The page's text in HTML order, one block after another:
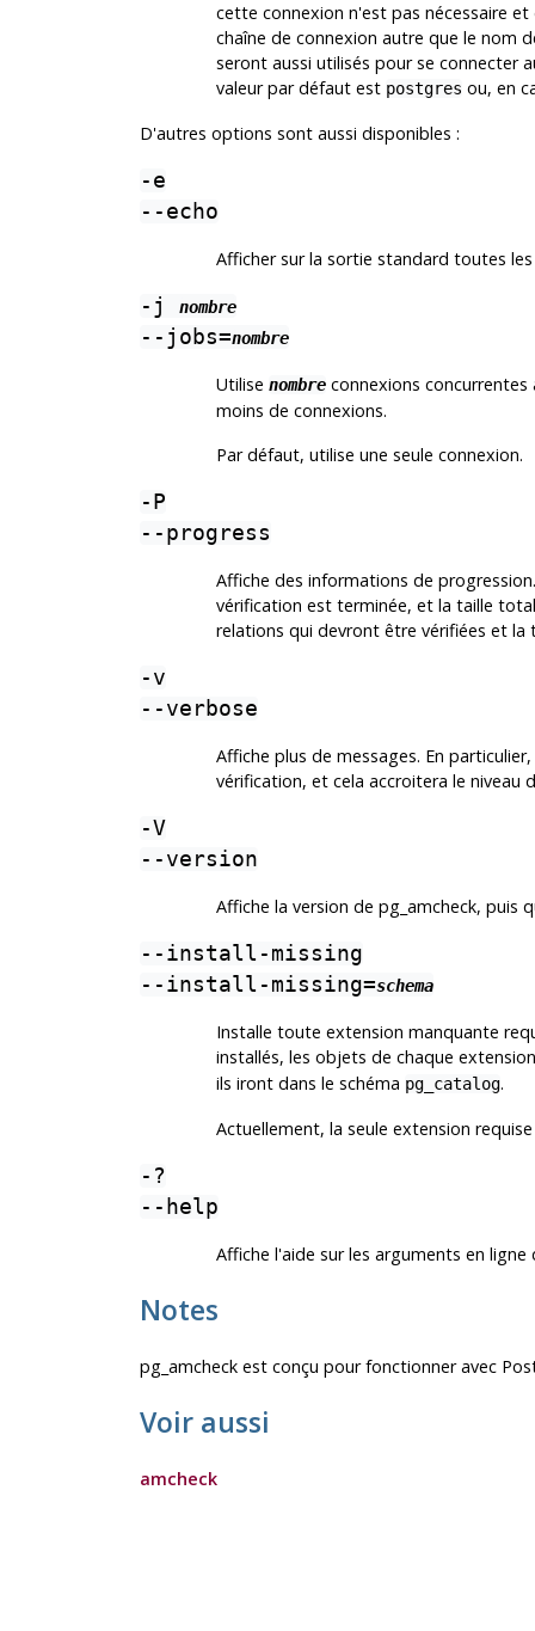
cette connexion n'est pas nécessaire
chaîne de connexion autre que le nom
seront aussi utilisés pour se connecter
valeur par défaut est postgres ou, en
D'autres options sont aussi disponibles :
-e
--echo
Afficher sur la sortie standard toutes
-j nombre
--jobs=nombre
Utilise nombreconnexions concurrentes
moins de connexions.
Par défaut, utilise une seule connexion.
-P
--progress
Affiche des informations de
vérification est terminée, et la taille
relations qui devront être vérifiées et la
-v
--verbose
Affiche plus de messages. En
vérification, et cela accroitera le niveau
-V
--version
Affiche la version de pg_amcheck, puis
--install-missing
--install-missing=schema
Installe toute extension manquante
installés, les objets de chaque
ils iront dans le schéma pg_catalog.
Actuellement, la seule extension
-?
--help
Affiche l'aide sur les arguments en
Notes
pg_amcheckest conçu pour fonctionner avec
Voir aussi
amcheck